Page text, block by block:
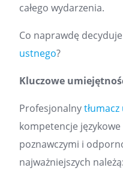
całego wydarzenia.
Co naprawdę
ustnego?
Kluczowe
Profesjonalny
kompetencje
poznawczymi i
najważniejszych należą: